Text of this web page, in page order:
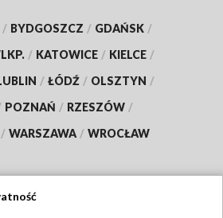
/ BYDGOSZCZ / GDAŃSK /
/ KATOWICE / KIELCE /
/ ŁÓDŹ / OLSZTYN /
POZNAŃ / RZESZÓW /
/ WARSZAWA / WROCŁAW